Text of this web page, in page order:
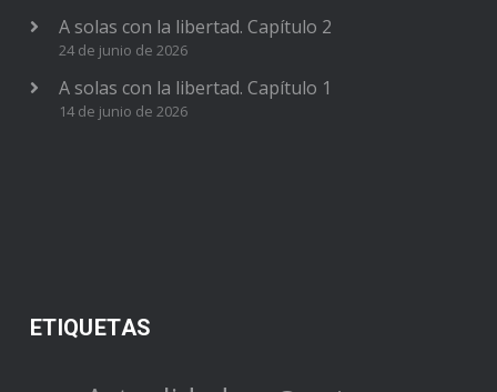
A solas con la libertad. Capítulo 2
24 de junio de 2026
A solas con la libertad. Capítulo 1
14 de junio de 2026
ETIQUETAS